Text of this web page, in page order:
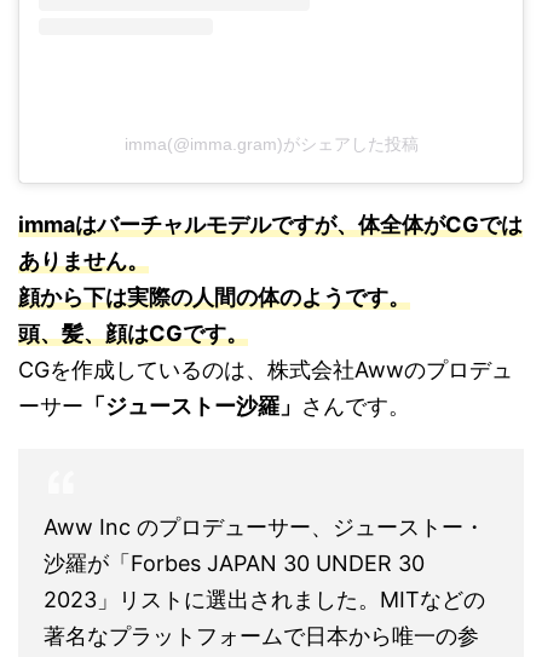
imma(@imma.gram)がシェアした投稿
immaはバーチャルモデルですが、体全体がCGでは
ありません。
顔から下は実際の人間の体のようです。
頭、髪、顔はCGです。
CGを作成しているのは、株式会社Awwのプロデュ
ーサー 「ジューストー沙羅」 さんです。
Aww Inc のプロデューサー、ジューストー・
沙羅が「Forbes JAPAN 30 UNDER 30
2023」リストに選出されました。MITなどの
著名なプラットフォームで日本から唯一の参